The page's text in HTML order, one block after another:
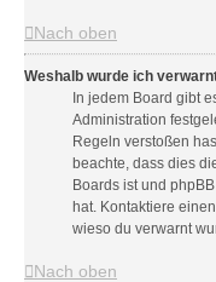
Nach oben
Weshalb wurde ich
In jedem Board gibt
Administration
Regeln verstoßen
beachte, dass dies
Boards ist und
hat. Kontaktiere
wieso du verwarnt
Nach oben